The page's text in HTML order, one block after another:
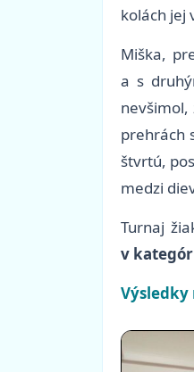
kolách jej
Miška,
a s
nevšimol,
prehrách
štvrtú,
medzi
Turnaj
v
Výsledky